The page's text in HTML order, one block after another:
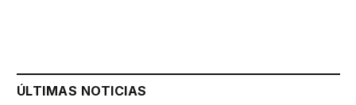
ÚLTIMAS NOTICIAS